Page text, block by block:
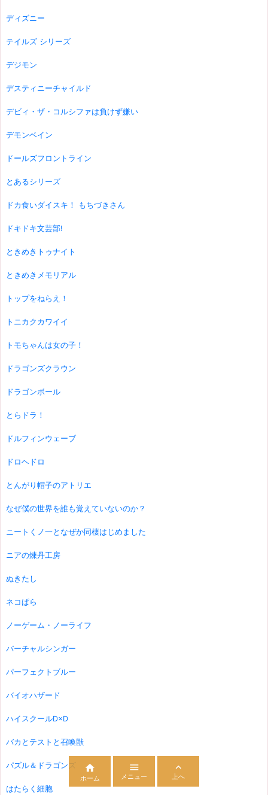
ディズニー
テイルズ シリーズ
デジモン
デスティニーチャイルド
デビィ・ザ・コルシファは負けず嫌い
デモンベイン
ドールズフロントライン
とあるシリーズ
ドカ食いダイスキ！ もちづきさん
ドキドキ文芸部!
ときめきトゥナイト
ときめきメモリアル
トップをねらえ！
トニカクカワイイ
トモちゃんは女の子！
ドラゴンズクラウン
ドラゴンボール
とらドラ！
ドルフィンウェーブ
ドロヘドロ
とんがり帽子のアトリエ
なぜ僕の世界を誰も覚えていないのか？
ニートくノ一となぜか同棲はじめました
ニアの煉丹工房
ぬきたし
ネコぱら
ノーゲーム・ノーライフ
バーチャルシンガー
パーフェクトブルー
バイオハザード
ハイスクールD×D
バカとテストと召喚獣
パズル＆ドラゴンズ
はたらく細胞

ホーム

メニュー

上へ